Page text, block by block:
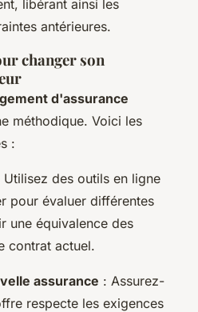
libérant ainsi les
antérieures.
changer son
d'assurance
méthodique. Voici les
:
Utilisez des outils en ligne
pour évaluer différentes
une équivalence des
contrat actuel.
assurance : Assurez-
respecte les exigences